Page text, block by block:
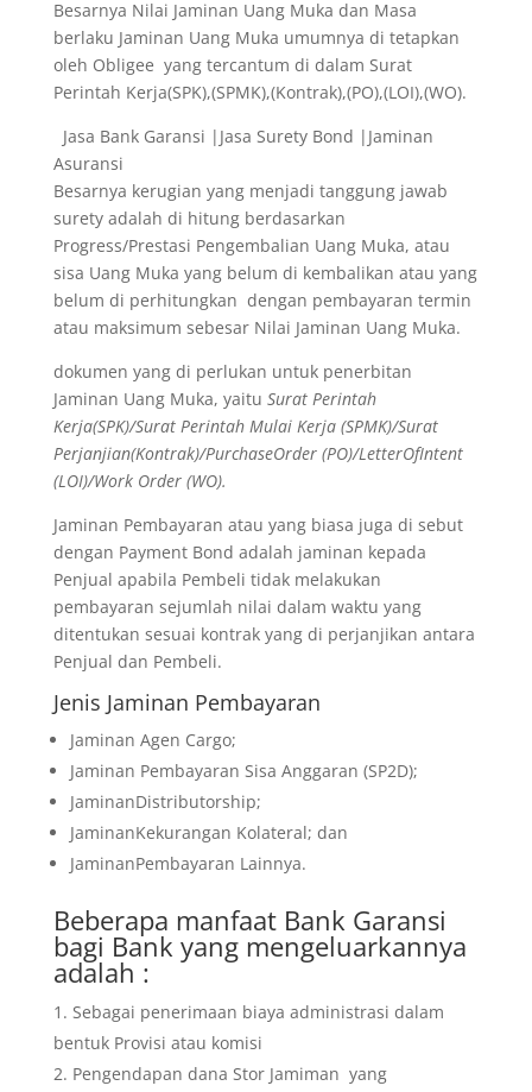
Besarnya Nilai Jaminan Uang Muka dan Masa
berlaku Jaminan Uang Muka umumnya di tetapkan
oleh Obligee yang tercantum di dalam Surat
Perintah Kerja(SPK),(SPMK),(Kontrak),(PO),(LOI),(WO).
Jasa Bank Garansi |Jasa Surety Bond |Jaminan
Asuransi
Besarnya kerugian yang menjadi tanggung jawab
surety adalah di hitung berdasarkan
Progress/Prestasi Pengembalian Uang Muka, atau
sisa Uang Muka yang belum di kembalikan atau yang
belum di perhitungkan dengan pembayaran termin
atau maksimum sebesar Nilai Jaminan Uang Muka.
dokumen yang di perlukan untuk penerbitan
Jaminan Uang Muka, yaitu Surat Perintah
Kerja(SPK)/Surat Perintah Mulai Kerja (SPMK)/Surat
Perjanjian(Kontrak)/PurchaseOrder (PO)/LetterOfIntent
(LOI)/Work Order (WO).
Jaminan Pembayaran atau yang biasa juga di sebut
dengan Payment Bond adalah jaminan kepada
Penjual apabila Pembeli tidak melakukan
pembayaran sejumlah nilai dalam waktu yang
ditentukan sesuai kontrak yang di perjanjikan antara
Penjual dan Pembeli.
Jenis Jaminan Pembayaran
Jaminan Agen Cargo;
Jaminan Pembayaran Sisa Anggaran (SP2D);
JaminanDistributorship;
JaminanKekurangan Kolateral; dan
JaminanPembayaran Lainnya.
Beberapa manfaat Bank Garansi
bagi Bank yang mengeluarkannya
adalah :
Sebagai penerimaan biaya administrasi dalam
bentuk Provisi atau komisi
Pengendapan dana Stor Jamiman yang